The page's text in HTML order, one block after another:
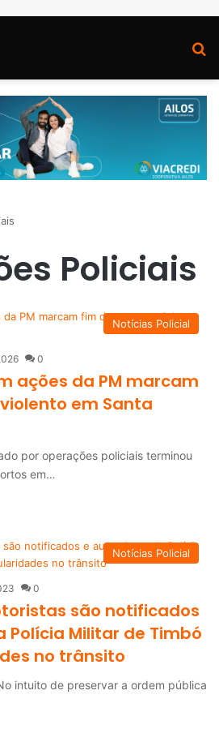
Policiais
Notícias Policial
0
ações da PM marcam
em Santa
por operações policiais terminou
em…
Notícias Policial
0
são notificados
Polícia Militar de Timbó
no trânsito
intuito de preservar a ordem pública